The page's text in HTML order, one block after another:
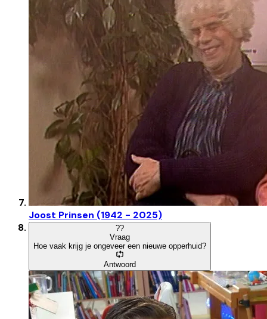
Joost Prinsen (1942 - 2025)
??
Vraag
Hoe vaak krijg je ongeveer een nieuwe opperhuid?
Antwoord